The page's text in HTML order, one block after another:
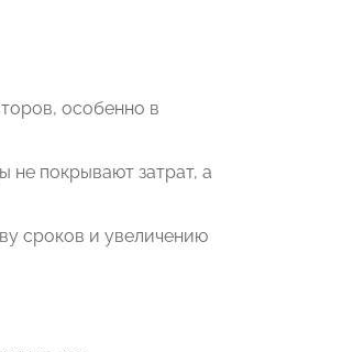
особенно в
не покрывают затрат, а
сроков и увеличению